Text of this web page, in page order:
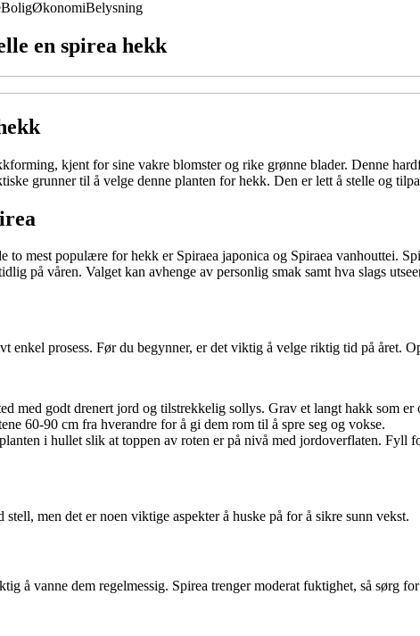
BoligØkonomiBelysning
en spirea hekk
kjent for sine vakre blomster og rike grønne blader. Denne
grunner til å velge denne planten for hekk. Den er lett å stelle og
to mest populære for hekk er Spiraea japonica og Spiraea vanhouttei.
på våren. Valget kan avhenge av personlig smak samt hva slags
enkel prosess. Før du begynner, er det viktig å velge riktig tid på
med godt drenert jord og tilstrekkelig sollys. Grav et langt hakk som
60-90 cm fra hverandre for å gi dem rom til å spre seg og vokse.
i hullet slik at toppen av roten er på nivå med jordoverflaten. Fyll
men det er noen viktige aspekter å huske på for å sikre sunn vekst.
å vanne dem regelmessig. Spirea trenger moderat fuktighet, så sørg